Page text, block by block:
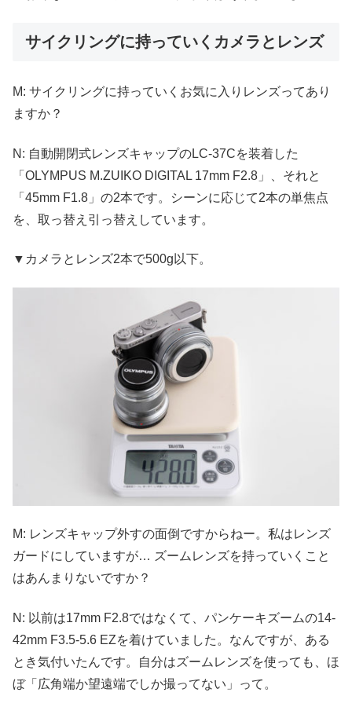
サイクリングに持っていくカメラとレンズ
M: サイクリングに持っていくお気に入りレンズってあり
ますか？
N: 自動開閉式レンズキャップのLC-37Cを装着した
「OLYMPUS M.ZUIKO DIGITAL 17mm F2.8」、それと
「45mm F1.8」の2本です。シーンに応じて2本の単焦点
を、取っ替え引っ替えしています。
▼カメラとレンズ2本で500g以下。
M: レンズキャップ外すの面倒ですからねー。私はレンズ
ガードにしていますが… ズームレンズを持っていくこと
はあんまりないですか？
N: 以前は17mm F2.8ではなくて、パンケーキズームの14-
42mm F3.5-5.6 EZを着けていました。なんですが、ある
とき気付いたんです。自分はズームレンズを使っても、ほ
ぼ「広角端か望遠端でしか撮ってない」って。